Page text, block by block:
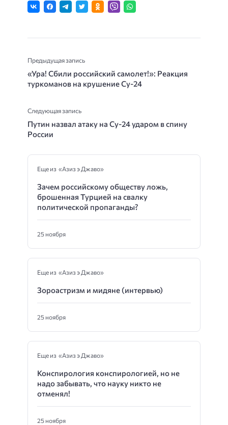
Предыдущая запись
«Ура! Сбили российский самолет!»: Реакция
туркоманов на крушение Су-24
Следующая запись
Путин назвал атаку на Су-24 ударом в спину
России
Еще из «Азиз э Джаво»
Зачем российскому обществу ложь,
брошенная Турцией на свалку
политической пропаганды?
25 ноября
Еще из «Азиз э Джаво»
Зороастризм и мидяне (интервью)
25 ноября
Еще из «Азиз э Джаво»
Конспирология конспирологией, но не
надо забывать, что науку никто не
отменял!
25 ноября